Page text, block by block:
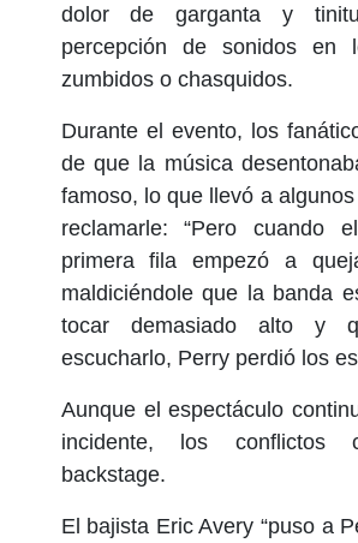
dolor de garganta y
percepción de sonidos en
zumbidos o chasquidos.
Durante el evento, los
de que la música
famoso, lo que llevó a
reclamarle: “Pero cuando
primera fila empezó a
maldiciéndole que la banda
tocar demasiado alto y
escucharlo, Perry perdió los
Aunque el espectáculo
incidente, los conflictos
backstage.
El bajista Eric Avery “puso a